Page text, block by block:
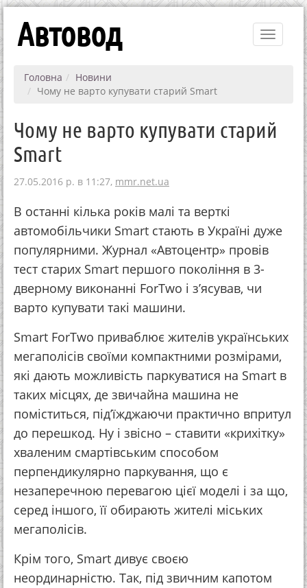
Toggle
Автовод
Головна
Новини
Чому не варто купувати старий Smart
Чому не варто купувати старий
Smart
27.05.2016 р. в 11:27, mmr.net.ua
В останні кілька років малі та верткі
автомобільчики Smart стають в Україні дуже
популярними. Журнал «Автоцентр» провів
тест старих Smart першого покоління в 3-
дверному виконанні ForTwo і з’ясував, чи
варто купувати такі машини.
Smart ForTwo приваблює жителів українських
мегаполісів своїми компактними розмірами,
які дають можливість паркуватися на Smart в
таких місцях, де звичайна машина не
поміститься, під’їжджаючи практично впритул
до перешкод. Ну і звісно – ставити «крихітку»
хваленим смартівським способом
перпендикулярно паркування, що є
незаперечною перевагою цієї моделі і за що,
серед іншого, її обирають жителі міських
мегаполісів.
Крім того, Smart дивує своєю
неординарністю. Так, під звичним капотом